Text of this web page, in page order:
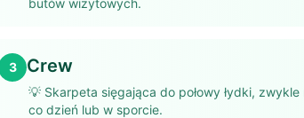
butów wizytowych.
3 Crew
💡 Skarpeta sięgająca do połowy łydki, zwykle
co dzień lub w sporcie.